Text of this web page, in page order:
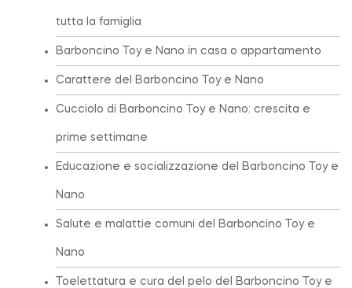
tutta la famiglia
Barboncino Toy e Nano in casa o appartamento
Carattere del Barboncino Toy e Nano
Cucciolo di Barboncino Toy e Nano: crescita e
prime settimane
Educazione e socializzazione del Barboncino Toy e
Nano
Salute e malattie comuni del Barboncino Toy e
Nano
Toelettatura e cura del pelo del Barboncino Toy e